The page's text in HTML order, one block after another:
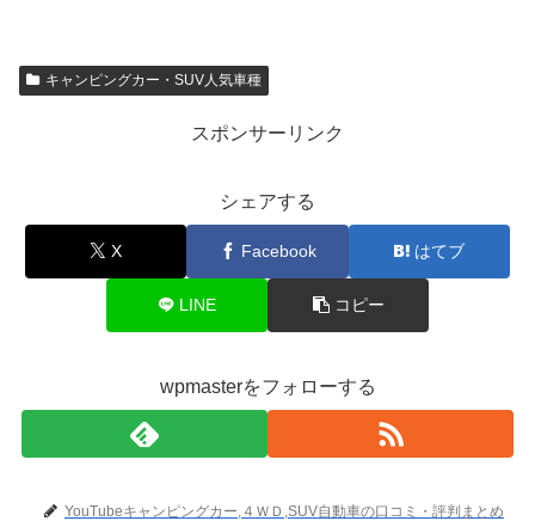
キャンピングカー・SUV人気車種
スポンサーリンク
シェアする
X Facebook はてブ
LINE コピー
wpmasterをフォローする
YouTubeキャンピングカー,４ＷＤ,SUV自動車の口コミ・評判まとめ